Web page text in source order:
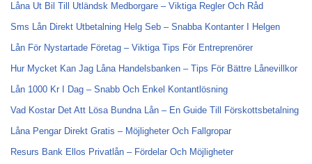
Låna Ut Bil Till Utländsk Medborgare – Viktiga Regler Och Råd
Sms Lån Direkt Utbetalning Helg Seb – Snabba Kontanter I Helgen
Lån För Nystartade Företag – Viktiga Tips För Entreprenörer
Hur Mycket Kan Jag Låna Handelsbanken – Tips För Bättre Lånevillkor
Lån 1000 Kr I Dag – Snabb Och Enkel Kontantlösning
Vad Kostar Det Att Lösa Bundna Lån – En Guide Till Förskottsbetalning
Låna Pengar Direkt Gratis – Möjligheter Och Fallgropar
Resurs Bank Ellos Privatlån – Fördelar Och Möjligheter